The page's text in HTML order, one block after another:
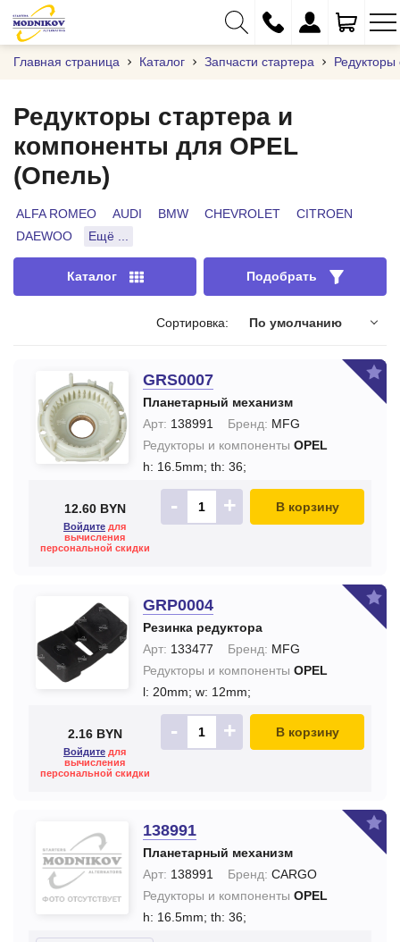
+375 (29) 333-01-01
+375 (29) 262-61-18
Главная страница Каталог Запчасти стартера
Редукторы стартера и
компоненты для OPEL
(Опель)
ALFA ROMEO AUDI BMW CHEVROLET
CITROEN
DAEWOO
Ещё ...
Каталог Подобрать
Сортировка: По умолчанию
GRS0007
Планетарный механизм
Арт: 138991 Бренд: MFG
Редукторы и компоненты OPEL
h: 16.5mm; th: 36;
12.60 BYN
Войдите для
вычисления
персональной скидки
- + В корзину
GRP0004
Резинка редуктора
Арт: 133477 Бренд: MFG
Редукторы и компоненты OPEL
l: 20mm; w: 12mm;
2.16 BYN
Войдите для
вычисления
персональной скидки
- + В корзину
138991
Планетарный механизм
Арт: 138991 Бренд: CARGO
Редукторы и компоненты OPEL
h: 16.5mm; th: 36;